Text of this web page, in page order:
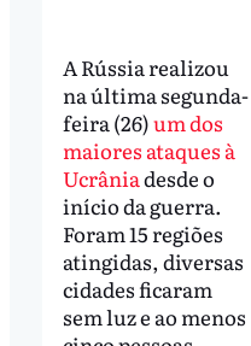
A Rússia realizou
na última segunda-
feira (26)um dos
maiores ataques à
Ucrâniadesde o
início da guerra.
Foram 15 regiões
atingidas, diversas
cidades ficaram
sem luz e ao menos